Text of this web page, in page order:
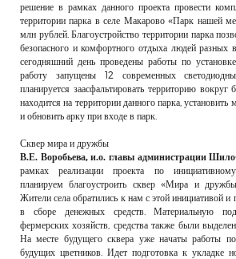
решение в рамках данного проекта провести
территории парка в селе Макарово «Парк нашей
млн рублей. Благоустройство территории парка
безопасного и комфортного отдыха людей разных
сегодняшний день проведены работы по
работу запущены 12 современных
планируется заасфальтировать территорию вокруг
находится на территории данного парка, установить
и обновить арку при входе в парк.
Сквер мира и дружбы
В.Е. Воробьева, и.о. главы администрации
рамках реализации проекта по
планируем благоустроить сквер «Мира и
Жители села обратились к нам с этой инициативой и
в сборе денежных средств. Материальную
фермерских хозяйств, средства также были
На месте будущего сквера уже начаты работы
будущих цветников. Идет подготовка к укладке